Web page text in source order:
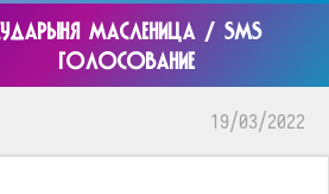
МАСЛЕНИЦА / SMS
ГОЛОСОВАНИЕ
19/03/2022